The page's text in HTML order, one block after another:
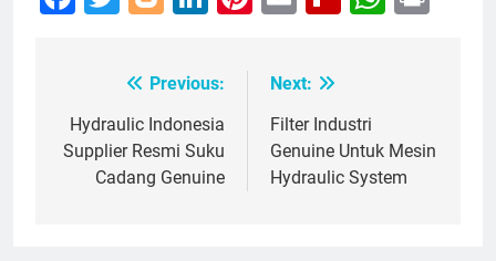
navigation
Previous:
Hydraulic Indonesia
Supplier Resmi Suku
Cadang Genuine
Next:
Filter Industri
Genuine Untuk Mesin
Hydraulic System